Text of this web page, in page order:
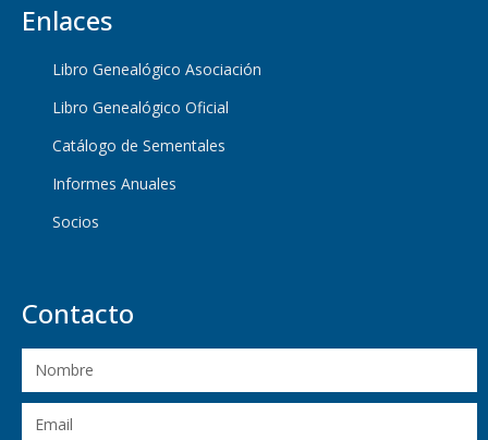
Enlaces
Libro Genealógico Asociación
Libro Genealógico Oficial
Catálogo de Sementales
Informes Anuales
Socios
Contacto